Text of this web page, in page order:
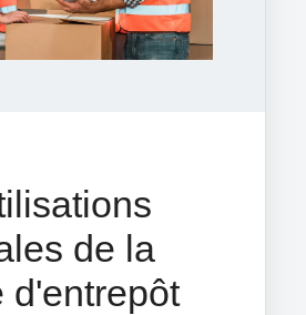
de la
d'entrepôt